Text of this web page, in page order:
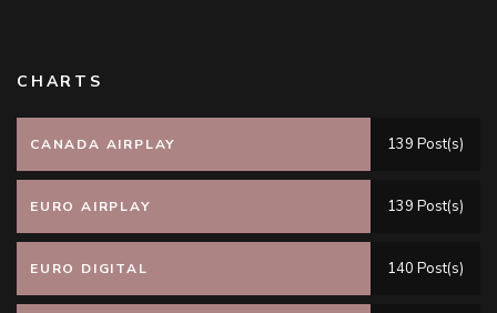
CHARTS
CANADA AIRPLAY 139 Post(s)
EURO AIRPLAY 139 Post(s)
EURO DIGITAL 140 Post(s)